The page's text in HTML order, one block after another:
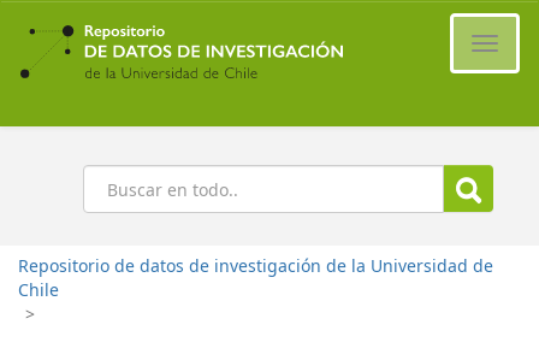
Ir
contenido
principal
Buscar
Repositorio de datos de investigación de la Universidad de
Chile
>